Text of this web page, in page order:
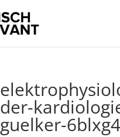
der-
guelker-